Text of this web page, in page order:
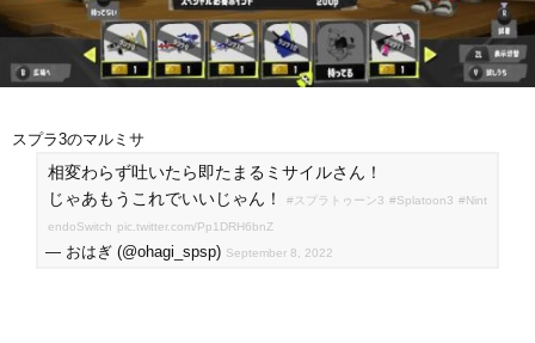
スプラ3のマルミサ
相変わらず吐いたら即たまるミサイルさん！
じゃあもうこれでいいじゃん！
#スプラトゥーン3 #Splatoon3 #Nint
endoSwitch pic.twitter.com/Pp1DRH6bnZ
— おはぎ (@ohagi_spsp) September 8, 2022